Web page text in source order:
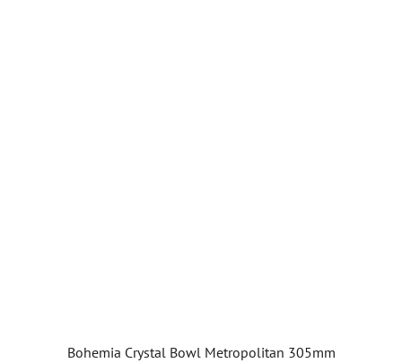
Bohemia Crystal Bowl Metropolitan 305mm